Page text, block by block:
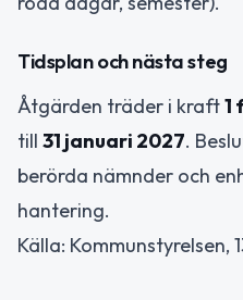
Tidsplan och nästa steg
Åtgärden träder i kraft1
till 31 januari 2027.
berörda nämnder och
hantering.
Källa: Kommunstyrelsen,